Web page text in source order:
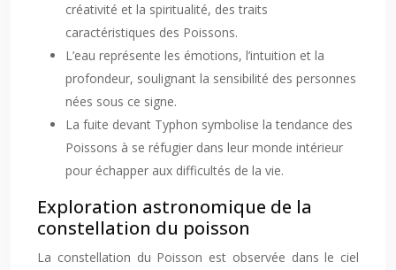
créativité et la spiritualité, des traits
caractéristiques des Poissons.
L’eau représente les émotions, l’intuition et la
profondeur, soulignant la sensibilité des personnes
nées sous ce signe.
La fuite devant Typhon symbolise la tendance des
Poissons à se réfugier dans leur monde intérieur
pour échapper aux difficultés de la vie.
Exploration astronomique de la
constellation du poisson
La constellation du Poisson est observée dans le ciel